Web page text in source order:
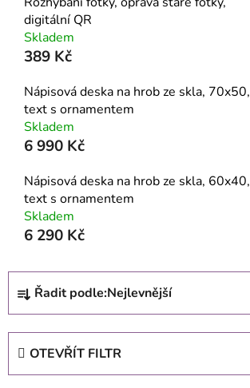
digitální QR
Skladem
389 Kč
Nápisová deska na hrob ze skla, 70x50,
text s ornamentem
Skladem
6 990 Kč
Nápisová deska na hrob ze skla, 60x40,
text s ornamentem
Skladem
6 290 Kč
z
Řadit podle:Nejlevnější
OTEVŘÍT FILTR